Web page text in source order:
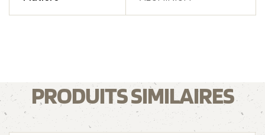
PRODUITS SIMILAIRES